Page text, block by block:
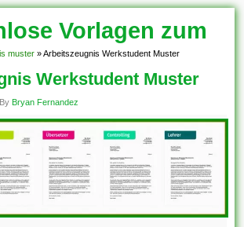
Vorlagen zum
Download!
muster » Arbeitszeugnis Werkstudent Muster
Werkstudent Muster
Bryan Fernandez